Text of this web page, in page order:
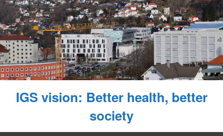
IGS vision: Better health, better
society